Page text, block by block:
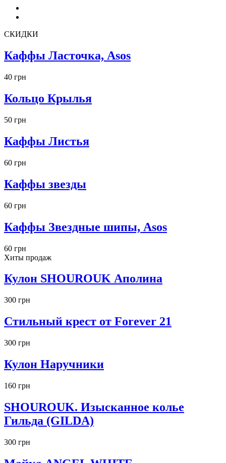
СКИДКИ
Каффы Ласточка, Asos
40 грн
Кольцо Крылья
50 грн
Каффы Листья
60 грн
Каффы звезды
60 грн
Каффы Звездные шипы, Asos
60 грн
Хиты продаж
Кулон SHOUROUK Аполина
300 грн
Стильный крест от Forever 21
300 грн
Кулон Наручники
160 грн
SHOUROUK. Изысканное колье
Гильда (GILDA)
300 грн